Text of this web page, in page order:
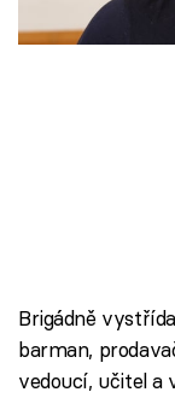
Škola vaření
Přihlášení
Brigádně
barman,
vedoucí, učitel a